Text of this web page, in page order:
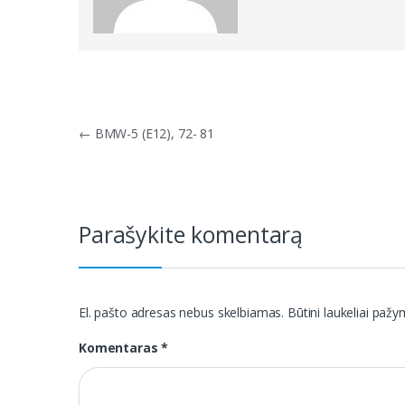
Navigacija
← BMW-5 (E12), 72- 81
Parašykite komentarą
El. pašto adresas nebus skelbiamas. Būtini laukeliai
Komentaras*